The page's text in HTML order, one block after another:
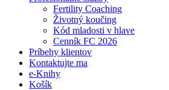
Fertility Coaching
Životný koučing
Kód mladosti v hlave
Cenník FC 2026
Príbehy klientov
Kontaktujte ma
e-Knihy
Košík